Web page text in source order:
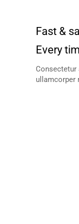
Fast &
Every
ullamcorper